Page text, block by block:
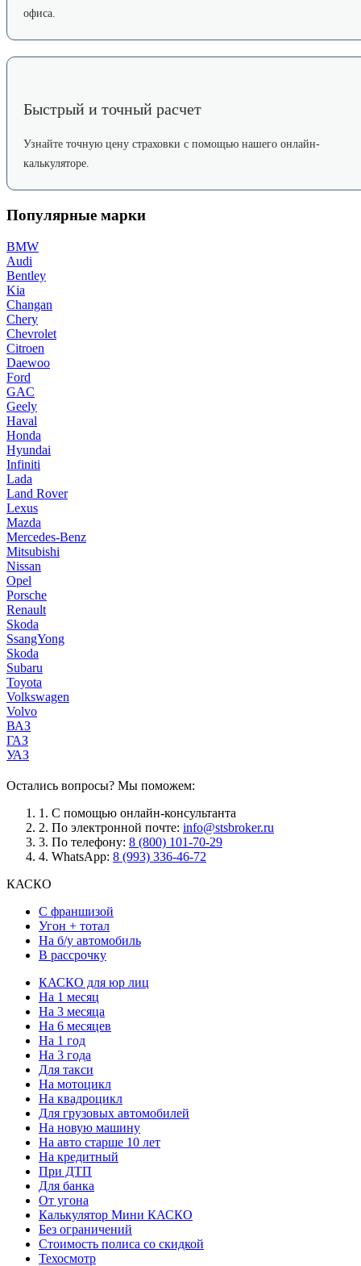
офиса.
Быстрый и точный расчет
Узнайте точную цену страховки с помощью нашего онлайн-
калькуляторе.
Популярные марки
BMW
Audi
Bentley
Kia
Changan
Chery
Chevrolet
Citroen
Daewoo
Ford
GAC
Geely
Haval
Honda
Hyundai
Infiniti
Lada
Land Rover
Lexus
Mazda
Mercedes-Benz
Mitsubishi
Nissan
Opel
Porsche
Renault
Skoda
SsangYong
Skoda
Subaru
Toyota
Volkswagen
Volvo
ВАЗ
ГАЗ
УАЗ
Остались вопросы? Мы поможем:
1. С помощью онлайн-консультанта
2. По электронной почте: info@stsbroker.ru
3. По телефону: 8 (800) 101-70-29
4. WhatsApp: 8 (993) 336-46-72
КАСКО
С франшизой
Угон + тотал
На б/у автомобиль
В рассрочку
КАСКО для юр лиц
На 1 месяц
На 3 месяца
На 6 месяцев
На 1 год
На 3 года
Для такси
На мотоцикл
На квадроцикл
Для грузовых автомобилей
На новую машину
На авто старше 10 лет
На кредитный
При ДТП
Для банка
От угона
Калькулятор Мини КАСКО
Без ограничений
Стоимость полиса со скидкой
Техосмотр